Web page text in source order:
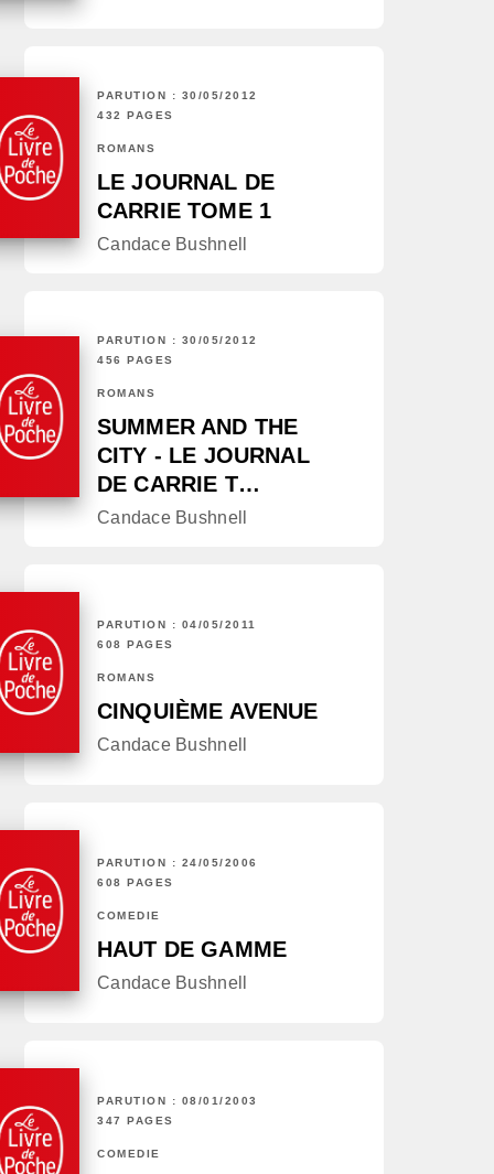
PARUTION : 30/05/2012
432 PAGES
ROMANS
LE JOURNAL DE
CARRIE TOME 1
Candace Bushnell
PARUTION : 30/05/2012
456 PAGES
ROMANS
SUMMER AND THE
CITY - LE JOURNAL
DE CARRIE T…
Candace Bushnell
PARUTION : 04/05/2011
608 PAGES
ROMANS
CINQUIÈME AVENUE
Candace Bushnell
PARUTION : 24/05/2006
608 PAGES
COMÉDIE
HAUT DE GAMME
Candace Bushnell
PARUTION : 08/01/2003
347 PAGES
COMÉDIE